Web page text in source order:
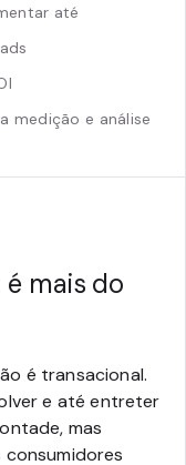
até
medição e análise
mais do
é transacional.
e até entreter
mas
consumidores